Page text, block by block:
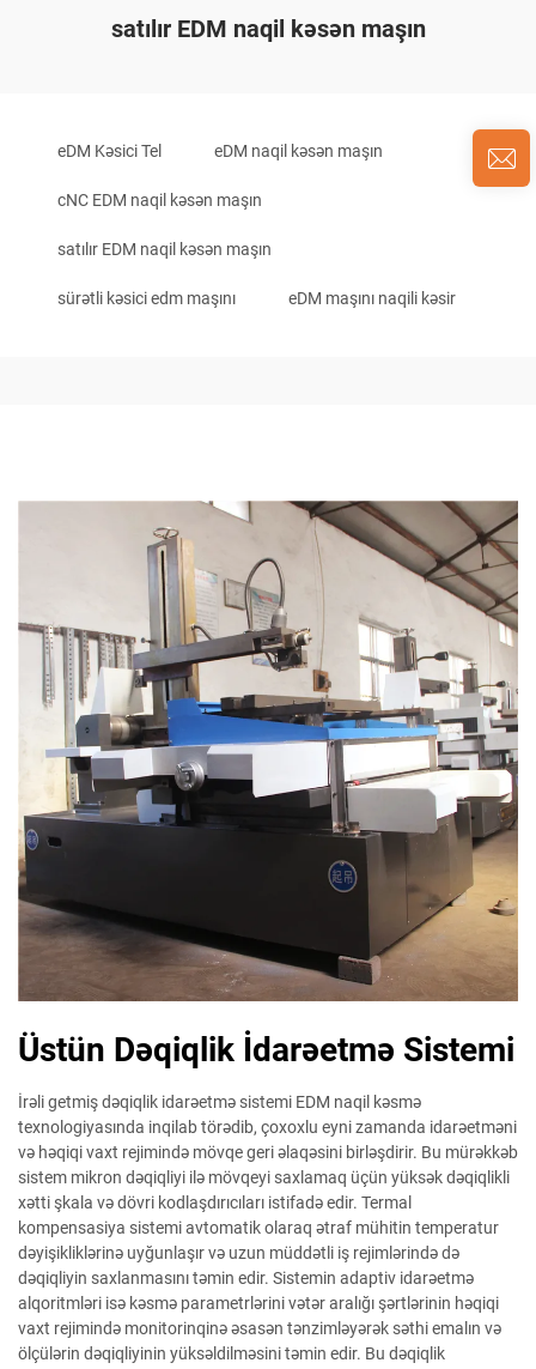
satılır EDM naqil kəsən maşın
eDM Kəsici Tel eDM naqil kəsən maşın
cNC EDM naqil kəsən maşın
satılır EDM naqil kəsən maşın
sürətli kəsici edm maşını eDM maşını naqili kəsir
Üstün Dəqiqlik İdarəetmə Sistemi
İrəli getmiş dəqiqlik idarəetmə sistemi EDM naqil kəsmə
texnologiyasında inqilab törədib, çoxoxlu eyni zamanda idarəetməni
və həqiqi vaxt rejimində mövqe geri əlaqəsini birləşdirir. Bu mürəkkəb
sistem mikron dəqiqliyi ilə mövqeyi saxlamaq üçün yüksək dəqiqlikli
xətti şkala və dövri kodlaşdırıcıları istifadə edir. Termal
kompensasiya sistemi avtomatik olaraq ətraf mühitin temperatur
dəyişikliklərinə uyğunlaşır və uzun müddətli iş rejimlərində də
dəqiqliyin saxlanmasını təmin edir. Sistemin adaptiv idarəetmə
alqoritmləri isə kəsmə parametrlərini vətər aralığı şərtlərinin həqiqi
vaxt rejimində monitorinqinə əsasən tənzimləyərək səthi emalın və
ölçülərin dəqiqliyinin yüksəldilməsini təmin edir. Bu dəqiqlik